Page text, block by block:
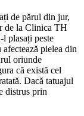
de părul din jur,
de la Clinica TH
plasați peste
pielea din
oriunde
că există cel
Dacă tatuajul
distrus prin